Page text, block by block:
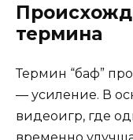
термина
Термин “баф”
— усиление. В
видеоигр, где
временно